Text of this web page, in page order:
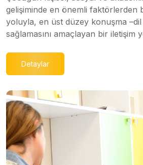
gelişiminde en önemli faktörlerden
yoluyla, en üst düzey konuşma –dil
sağlamasını amaçlayan bir iletişim
Detaylar